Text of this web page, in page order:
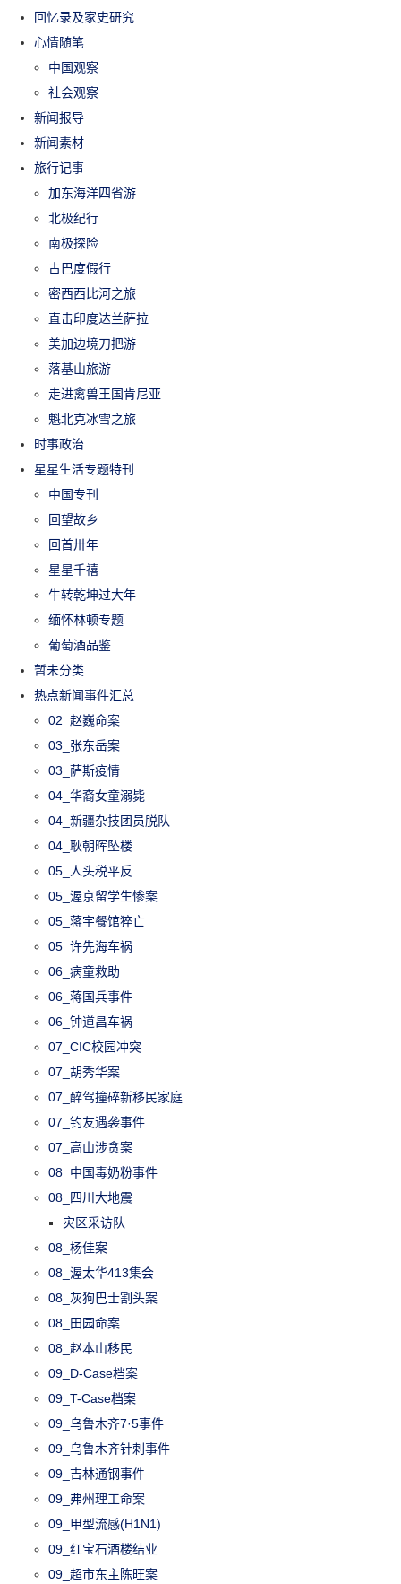
回忆录及家史研究
心情随笔
中国观察
社会观察
新闻报导
新闻素材
旅行记事
加东海洋四省游
北极纪行
南极探险
古巴度假行
密西西比河之旅
直击印度达兰萨拉
美加边境刀把游
落基山旅游
走进禽兽王国肯尼亚
魁北克冰雪之旅
时事政治
星星生活专题特刊
中国专刊
回望故乡
回首卅年
星星千禧
牛转乾坤过大年
缅怀林顿专题
葡萄酒品鉴
暂未分类
热点新闻事件汇总
02_赵巍命案
03_张东岳案
03_萨斯疫情
04_华裔女童溺毙
04_新疆杂技团员脱队
04_耿朝晖坠楼
05_人头税平反
05_渥京留学生惨案
05_蒋宇餐馆猝亡
05_许先海车祸
06_病童救助
06_蒋国兵事件
06_钟道昌车祸
07_CIC校园冲突
07_胡秀华案
07_醉驾撞碎新移民家庭
07_钓友遇袭事件
07_高山涉贪案
08_中国毒奶粉事件
08_四川大地震
灾区采访队
08_杨佳案
08_渥太华413集会
08_灰狗巴士割头案
08_田园命案
08_赵本山移民
09_D-Case档案
09_T-Case档案
09_乌鲁木齐7·5事件
09_乌鲁木齐针刺事件
09_吉林通钢事件
09_弗州理工命案
09_甲型流感(H1N1)
09_红宝石酒楼结业
09_超市东主陈旺案